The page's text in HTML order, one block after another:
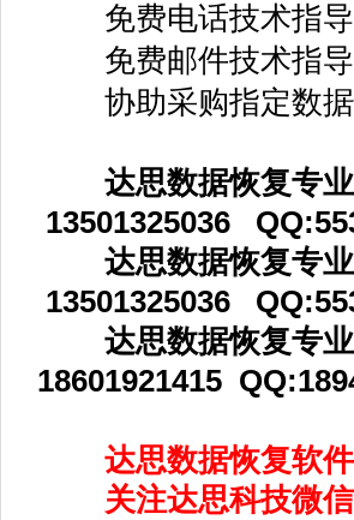
免费电话技术指导
免费邮件技术指导
协助采购指定数据
达思数据恢复专业
13501325036
达思数据恢复专业
13501325036
达思数据恢复专业
18601921415
达思数据恢复软件
关注达思科技微信